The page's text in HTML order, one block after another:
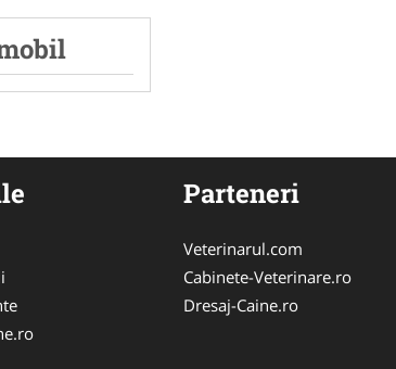
Parteneri
Veterinarul.com
Cabinete-Veterinare.ro
Dresaj-Caine.ro